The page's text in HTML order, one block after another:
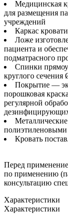
Медицинская
для размещения
учреждений
Каркас
Ложе
пациента и
подматрасного
Спинки
круглого
Покрытие —
порошковая
регулярной
полиэтиленовыми
Кровать
Перед
по применению
консультацию
Характеристики
Характеристики